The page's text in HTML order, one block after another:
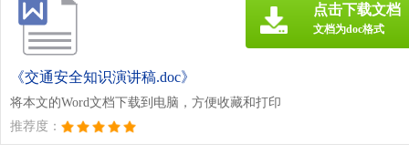
《交通安全知识演讲稿.doc》
将本文的Word文档下载到电脑，方便收藏和打印
推荐度：
点击下载文档
文档为doc格式